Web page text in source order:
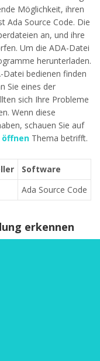
Möglichkeit, ihren
Ada Source Code. Die
an, und ihre
Um die ADA-Datei
herunterladen.
Datei bedienen finden
Sie eines der
sich Ihre Probleme
Wenn diese
schauen Sie auf
öffnen Thema betrifft.
Software
Ada Source Code
erkennen